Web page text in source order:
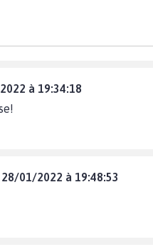
à 19:34:18
01/2022 à 19:48:53